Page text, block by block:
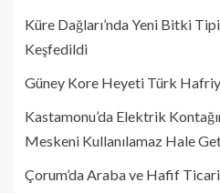
Küre Dağları’nda Yeni Bitki
Keşfedildi
Güney Kore Heyeti Türk
Kastamonu’da Elektrik
Meskeni Kullanılamaz Hale
Çorum’da Araba ve Hafif Ticari